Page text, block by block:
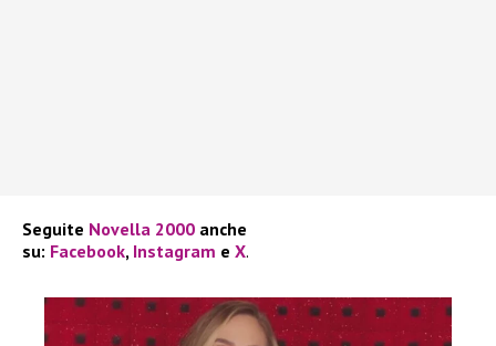
Seguite Novella 2000 anche
su: Facebook, Instagram e X.